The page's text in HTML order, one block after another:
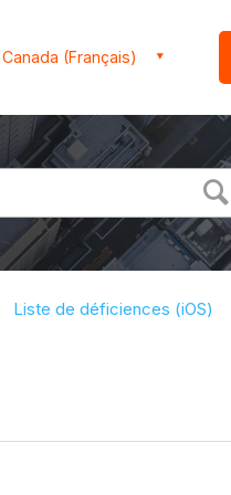
(Français)
Liste de déficiences (iOS)